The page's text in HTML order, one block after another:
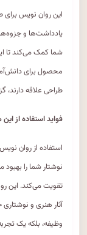
این روان نویس
یادداشت‌ها و
شما کمک می‌کند تا
محصول برای
طراحی علاقه دارند،
فواید استفاده از
نوشتار شما را
تقویت می‌کند. این
آثار هنری و نوشتاری
وظیفه، بلکه یک